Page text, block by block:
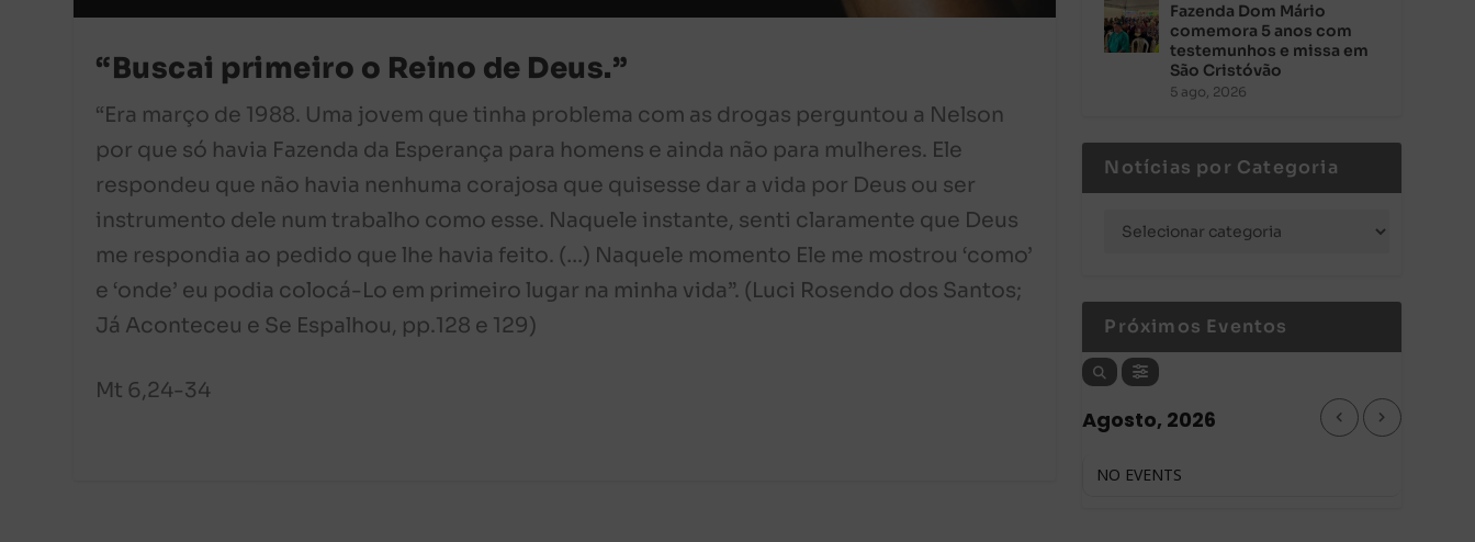
“Buscai primeiro o Reino de Deus.”
“Era março de 1988. Uma jovem que tinha problema com as drogas perguntou a Nelson
por que só havia Fazenda da Esperança para homens e ainda não para mulheres. Ele
respondeu que não havia nenhuma corajosa que quisesse dar a vida por Deus ou ser
instrumento dele num trabalho como esse. Naquele instante, senti claramente que Deus
me respondia ao pedido que lhe havia feito. (…) Naquele momento Ele me mostrou ‘como’
e ‘onde’ eu podia colocá-Lo em primeiro lugar na minha vida”. (Luci Rosendo dos Santos;
Já Aconteceu e Se Espalhou, pp.128 e 129)
Mt 6,24-34
Fazenda Dom Mário
comemora 5 anos com
testemunhos e missa em
São Cristóvão
5 ago, 2026
Notícias por Categoria
Próximos Eventos
Agosto, 2026
NO EVENTS